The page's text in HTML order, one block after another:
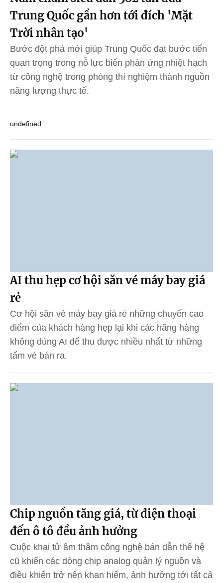
Trung Quốc gần hơn tới đích 'Mặt
Trời nhân tạo'
Bước đột phá mới giúp Trung Quốc đạt bước tiến
quan trọng trong nỗ lực biến phản ứng nhiệt hạch
từ công nghệ trong phòng thí nghiệm thành nguồn
năng lượng thực tế.
undefined
AI thu hẹp cơ hội săn vé máy bay giá
rẻ
Cơ hội săn vé máy bay giá rẻ những chuyến cao
điểm của khách hàng hẹp lại khi các hãng hàng
không dùng AI để thu được nhiều nhất từ những
tấm vé bán ra.
Chip nguồn tăng giá, từ điện thoại
đến ô tô đều ảnh hưởng
Cuộc khai tử âm thầm công nghệ bán dẫn thế hệ
cũ khiến các dòng chip analog quản lý nguồn và
điều khiển trở nên khan hiếm, ảnh hưởng tới tất cả